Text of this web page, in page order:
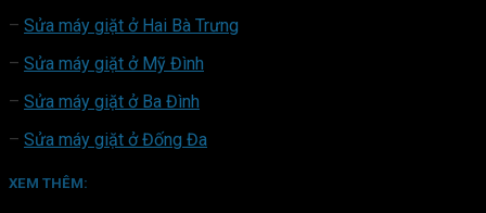
– Sửa máy giặt ở Hai Bà Trưng
– Sửa máy giặt ở Mỹ Đình
– Sửa máy giặt ở Ba Đình
– Sửa máy giặt ở Đống Đa
XEM THÊM: